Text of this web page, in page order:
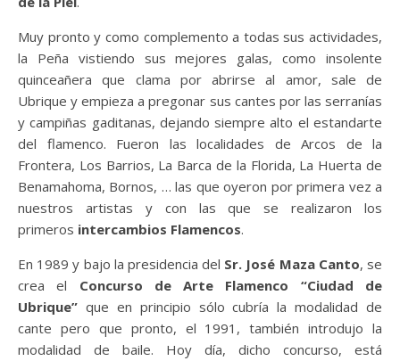
Muy pronto y como complemento a todas sus actividades,
la Peña vistiendo sus mejores galas, como insolente
quinceañera que clama por abrirse al amor, sale de
Ubrique y empieza a pregonar sus cantes por las serranías
y campiñas gaditanas, dejando siempre alto el estandarte
del flamenco. Fueron las localidades de Arcos de la
Frontera, Los Barrios, La Barca de la Florida, La Huerta de
Benamahoma, Bornos, … las que oyeron por primera vez a
nuestros artistas y con las que se realizaron los
primeros intercambios Flamencos.
En 1989 y bajo la presidencia del Sr. José Maza Canto, se
crea el Concurso de Arte Flamenco “Ciudad de
Ubrique” que en principio sólo cubría la modalidad de
cante pero que pronto, el 1991, también introdujo la
modalidad de baile. Hoy día, dicho concurso, está